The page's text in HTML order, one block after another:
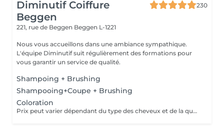
Diminutif Coiffure
Beggen
230
221, rue de Beggen Beggen L-1221
Nous vous accueillons dans une ambiance sympathique.
L'équipe Diminutif suit régulièrement des formations pour
vous garantir un service de qualité.
Shampoing + Brushing
Shampooing+Coupe + Brushing
Coloration
Prix peut varier dépendant du type des cheveux et de la quantité de couleur utilisée